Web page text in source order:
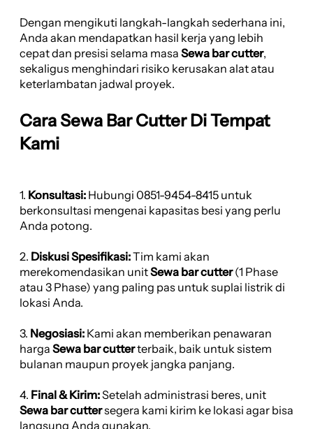
Dengan mengikuti langkah-langkah sederhana ini,
Anda akan mendapatkan hasil kerja yang lebih
cepat dan presisi selama masa Sewa bar cutter,
sekaligus menghindari risiko kerusakan alat atau
keterlambatan jadwal proyek.
Cara Sewa Bar Cutter Di Tempat
Kami
1. Konsultasi: Hubungi 0851-9454-8415 untuk
berkonsultasi mengenai kapasitas besi yang perlu
Anda potong.
2. Diskusi Spesifikasi:Tim kami akan
merekomendasikan unitSewa bar cutter(1 Phase
atau 3 Phase) yang paling pas untuk suplai listrik di
lokasi Anda.
3. Negosiasi: Kami akan memberikan penawaran
harga Sewa bar cutterterbaik, baik untuk sistem
bulanan maupun proyek jangka panjang.
4. Final & Kirim:Setelah administrasi beres, unit
Sewa bar cuttersegera kami kirim ke lokasi agar bisa
langsung Anda gunakan.